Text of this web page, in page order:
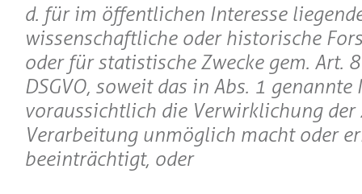
d. für im öffentlichen Interesse
wissenschaftliche oder historische
oder für statistische Zwecke gem. Art.
DSGVO, soweit das in Abs. 1 genannte
voraussichtlich die Verwirklichung der
Verarbeitung unmöglich macht oder
beeinträchtigt, oder